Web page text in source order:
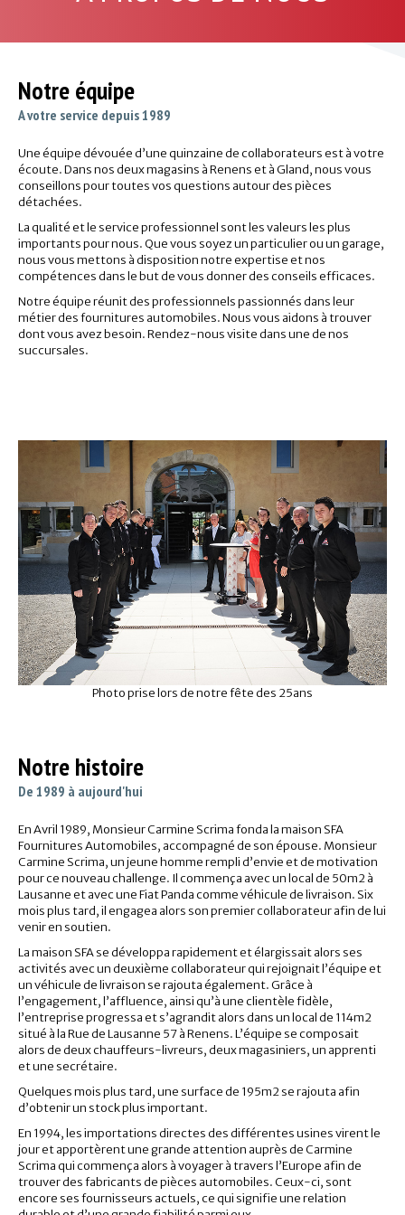
Notre équipe
A votre service depuis 1989
Une équipe dévouée d’une quinzaine de collaborateurs est à votre
écoute. Dans nos deux magasins à Renens et à Gland, nous vous
conseillons pour toutes vos questions autour des pièces
détachées.
La qualité et le service professionnel sont les valeurs les plus
importants pour nous. Que vous soyez un particulier ou un garage,
nous vous mettons à disposition notre expertise et nos
compétences dans le but de vous donner des conseils efficaces.
Notre équipe réunit des professionnels passionnés dans leur
métier des fournitures automobiles. Nous vous aidons à trouver
dont vous avez besoin. Rendez-nous visite dans une de nos
succursales.
Photo prise lors de notre fête des 25ans
Notre histoire
De 1989 à aujourd'hui
En Avril 1989, Monsieur Carmine Scrima fonda la maison SFA
Fournitures Automobiles, accompagné de son épouse. Monsieur
Carmine Scrima, un jeune homme rempli d’envie et de motivation
pour ce nouveau challenge. Il commença avec un local de 50m2 à
Lausanne et avec une Fiat Panda comme véhicule de livraison. Six
mois plus tard, il engagea alors son premier collaborateur afin de lui
venir en soutien.
La maison SFA se développa rapidement et élargissait alors ses
activités avec un deuxième collaborateur qui rejoignait l’équipe et
un véhicule de livraison se rajouta également. Grâce à
l’engagement, l’affluence, ainsi qu’à une clientèle fidèle,
l’entreprise progressa et s’agrandit alors dans un local de 114m2
situé à la Rue de Lausanne 57 à Renens. L’équipe se composait
alors de deux chauffeurs-livreurs, deux magasiniers, un apprenti
et une secrétaire.
Quelques mois plus tard, une surface de 195m2 se rajouta afin
d’obtenir un stock plus important.
En 1994, les importations directes des différentes usines virent le
jour et apportèrent une grande attention auprès de Carmine
Scrima qui commença alors à voyager à travers l’Europe afin de
trouver des fabricants de pièces automobiles. Ceux-ci, sont
encore ses fournisseurs actuels, ce qui signifie une relation